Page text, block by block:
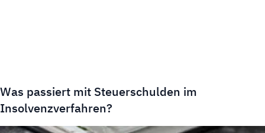
Was passiert mit Steuerschulden im
Insolvenzverfahren?